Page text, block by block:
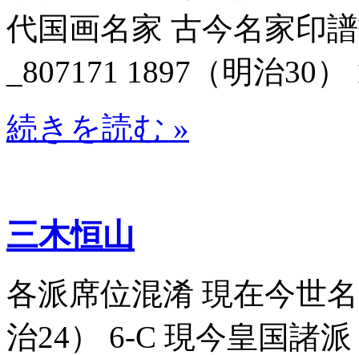
代国画名家 古今名家印
_807171 1897（明治30）
続きを読む »
三木恒山
各派席位混淆 現在今世
治24） 6-C 現今皇国諸